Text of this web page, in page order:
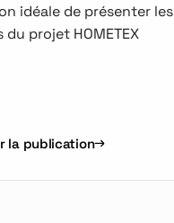
idéale de présenter les
projet HOMETEX
la publication